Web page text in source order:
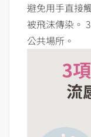
避免用手直接
被飛沫傳染。
公共場所。